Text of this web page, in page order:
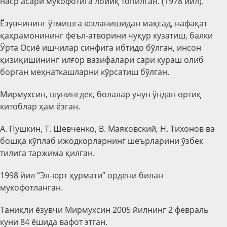
Ёзувчининг ўтмишга юзланишидан мақсад, нафақат
қаҳрамонининг феъл-атворини чуқур кузатиш, балки
Ўрта Осиё ишчилар синфига ибтидо бўлган, инсон
қизиқишининг илғор вазифалари сари кураш олиб
борган меҳнаткашларни кўрсатиш бўлган.
Мирмухсин, шунингдек, болалар учун ўндан ортиқ
китоблар ҳам ёзган.
А. Пушкин, Т. Шевченко, В. Маяковский, Н. Тихонов ва
бошқа кўплаб ижодкорларнинг шеърларини ўзбек
тилига таржима қилган.
1998 йил “Эл-юрт ҳурмати” ордени билан
мукофотланган.
Таниқли ёзувчи Мирмухсин 2005 йилнинг 2 февраль
куни 84 ёшида вафот этган.